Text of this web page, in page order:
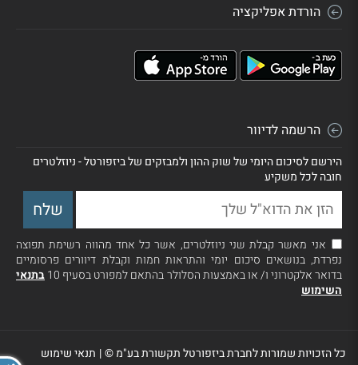
הורדת אפליקציה
הרשמה לדיוור
הירשם לסיכום היומי של שוק ההון ולמבזקים של ביזפורטל - ניוזלטרים
חובה לכל משקיע
אני מאשר קבלת שני ניוזלטרים, אשר כל אחד מהווה רשימת תפוצה
נפרדת, בנושאים סיכום יומי והתראות חמות וקבלת דיוורים פרסומיים
בדואר אלקטרוני ו/ או באמצעות הסלולר בהתאם למפורט בסעיף 10
בתנאי
השימוש
כל הזכויות שמורות לחברת ביזפורטל תקשורת בע"מ ©| תנאי שימוש